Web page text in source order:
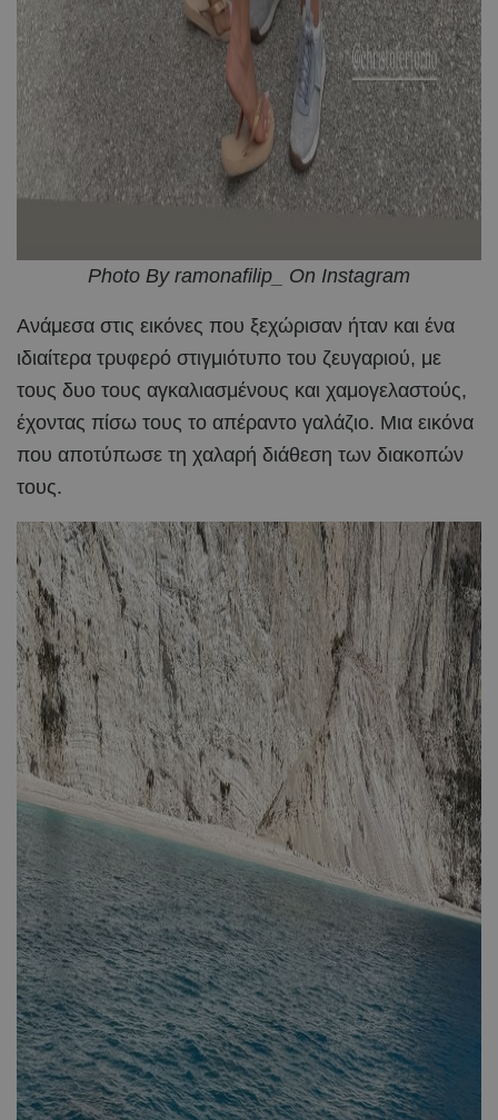
Photo By ramonafilip_ On Instagram
Ανάμεσα στις εικόνες που ξεχώρισαν ήταν και ένα
ιδιαίτερα τρυφερό στιγμιότυπο του ζευγαριού, με
τους δυο τους αγκαλιασμένους και χαμογελαστούς,
έχοντας πίσω τους το απέραντο γαλάζιο. Μια εικόνα
που αποτύπωσε τη χαλαρή διάθεση των διακοπών
τους.